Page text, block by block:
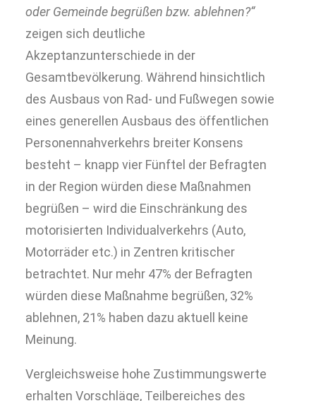
oder Gemeinde begrüßen bzw. ablehnen?“
zeigen sich deutliche
Akzeptanzunterschiede in der
Gesamtbevölkerung. Während hinsichtlich
des Ausbaus von Rad- und Fußwegen sowie
eines generellen Ausbaus des öffentlichen
Personennahverkehrs breiter Konsens
besteht – knapp vier Fünftel der Befragten
in der Region würden diese Maßnahmen
begrüßen – wird die Einschränkung des
motorisierten Individualverkehrs (Auto,
Motorräder etc.) in Zentren kritischer
betrachtet. Nur mehr 47% der Befragten
würden diese Maßnahme begrüßen, 32%
ablehnen, 21% haben dazu aktuell keine
Meinung.
Vergleichsweise hohe Zustimmungswerte
erhalten Vorschläge, Teilbereiches des